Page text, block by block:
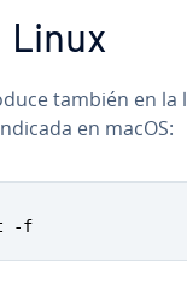
Linux
también en la
en macOS:
-f